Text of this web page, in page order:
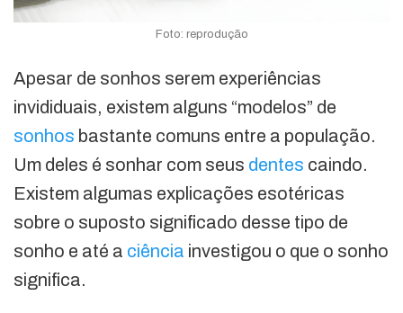
Foto: reprodução
Apesar de sonhos serem experiências
invididuais, existem alguns “modelos” de
sonhos bastante comuns entre a população.
Um deles é sonhar com seus dentes caindo.
Existem algumas explicações esotéricas
sobre o suposto significado desse tipo de
sonho e até a ciência investigou o que o sonho
significa.